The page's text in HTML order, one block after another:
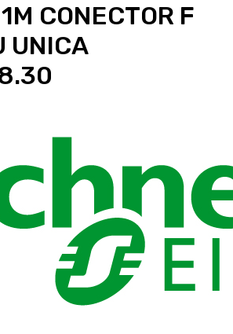
CONECTOR F
UNICA